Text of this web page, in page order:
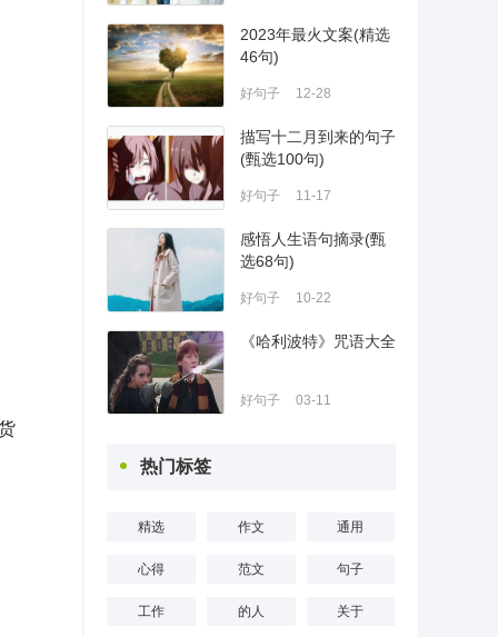
2023年最火文案(精选
46句)
好句子 12-28
描写十二月到来的句子
(甄选100句)
好句子 11-17
感悟人生语句摘录(甄
选68句)
好句子 10-22
《哈利波特》咒语大全
好句子 03-11
热门标签
精选 作文 通用
心得 范文 句子
工作 的人 关于